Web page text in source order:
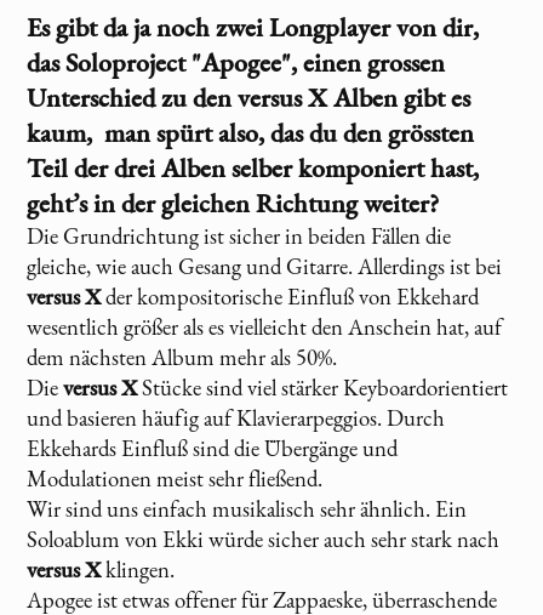
Es gibt da ja noch zwei Longplayer von dir,
das Soloproject "Apogee", einen grossen
Unterschied zu denversus XAlben gibt es
kaum, man spürt also, das du den grössten
Teil der drei Alben selber komponiert hast,
geht’s in der gleichen Richtung weiter?
Die Grundrichtung ist sicher in beiden Fällen die
gleiche, wie auch Gesang und Gitarre. Allerdings ist bei
versus Xder kompositorische Einfluß von Ekkehard
wesentlich größer als es vielleicht den Anschein hat, auf
dem nächsten Album mehr als 50%.
Dieversus XStücke sind viel stärker Keyboardorientiert
und basieren häufig auf Klavierarpeggios. Durch
Ekkehards Einfluß sind die Übergänge und
Modulationen meist sehr fließend.
Wir sind uns einfach musikalisch sehr ähnlich. Ein
Soloablum von Ekki würde sicher auch sehr stark nach
versus Xklingen.
Apogee ist etwas offener für Zappaeske, überraschende